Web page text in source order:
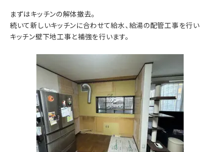
まずはキッチンの解体撤去。
続いて新しいキッチンに合わせて給水、給湯の配管工事を行い
キッチン壁下地工事と補強を行います。